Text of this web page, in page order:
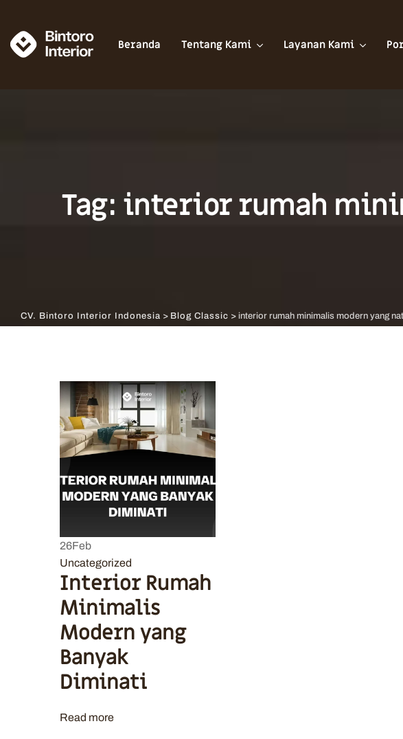
Beranda Tentang Kami Layanan Kami
Tag: interior rumah
CV. Bintoro Interior Indonesia > Blog Classic > interior rumah minimalis modern yang
26Feb
Uncategorized
Interior Rumah
Minimalis
Modern yang
Banyak
Diminati
Read more